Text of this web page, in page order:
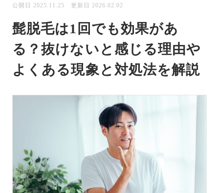
公開日 2025.11.25 更新日 2026.02.02
髭脱毛は1回でも効果があ
る？抜けないと感じる理由や
よくある現象と対処法を解説